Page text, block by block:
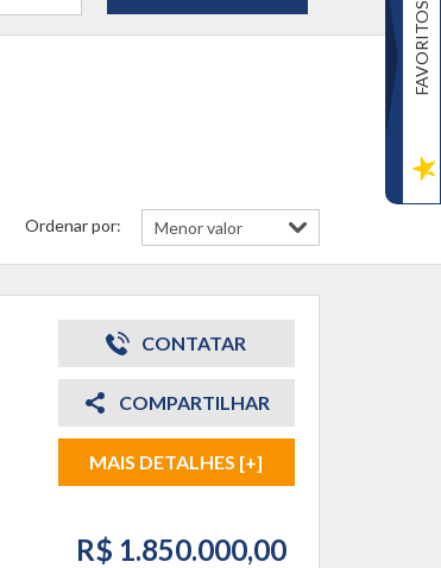
Ordenar por:
CONTATAR
COMPARTILHAR
MAIS DETALHES [+]
R$ 1.850.000,00
FAVORITOS